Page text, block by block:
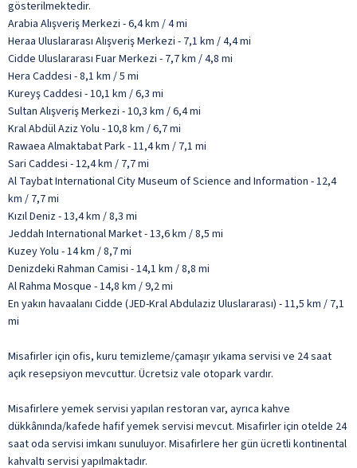
gösterilmektedir.
Arabia Alışveriş Merkezi - 6,4 km / 4 mi
Heraa Uluslararası Alışveriş Merkezi - 7,1 km / 4,4 mi
Cidde Uluslararası Fuar Merkezi - 7,7 km / 4,8 mi
Hera Caddesi - 8,1 km / 5 mi
Kureyş Caddesi - 10,1 km / 6,3 mi
Sultan Alışveriş Merkezi - 10,3 km / 6,4 mi
Kral Abdül Aziz Yolu - 10,8 km / 6,7 mi
Rawaea Almaktabat Park - 11,4 km / 7,1 mi
Sari Caddesi - 12,4 km / 7,7 mi
Al Taybat International City Museum of Science and Information - 12,4
km / 7,7 mi
Kızıl Deniz - 13,4 km / 8,3 mi
Jeddah International Market - 13,6 km / 8,5 mi
Kuzey Yolu - 14 km / 8,7 mi
Denizdeki Rahman Camisi - 14,1 km / 8,8 mi
Al Rahma Mosque - 14,8 km / 9,2 mi
En yakın havaalanı Cidde (JED-Kral Abdulaziz Uluslararası) - 11,5 km / 7,1
mi
Misafirler için ofis, kuru temizleme/çamaşır yıkama servisi ve 24 saat
açık resepsiyon mevcuttur. Ücretsiz vale otopark vardır.
Misafirlere yemek servisi yapılan restoran var, ayrıca kahve
dükkânında/kafede hafif yemek servisi mevcut. Misafirler için otelde 24
saat oda servisi imkanı sunuluyor. Misafirlere her gün ücretli kontinental
kahvaltı servisi yapılmaktadır.